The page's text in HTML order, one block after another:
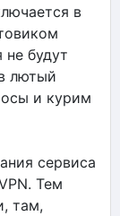
в
не будут
лютый
и курим
сервиса
Тем
там,